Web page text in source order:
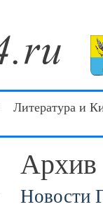
Литература и
Архив
Новости